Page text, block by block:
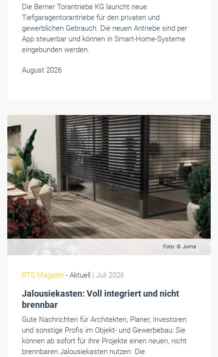
Die Berner Torantriebe KG launcht neue
Tiefgaragentorantriebe für den privaten und
gewerblichen Gebrauch. Die neuen Antriebe sind per
App steuerbar und können in Smart-Home-Systeme
eingebunden werden.
August 2026
Foto: © Joma
RTS Magazin - Aktuell | Juli 2026
Jalousiekasten: Voll integriert und nicht
brennbar
Gute Nachrichten für Architekten, Planer, Investoren
und sonstige Profis im Objekt- und Gewerbebau: Sie
können ab sofort für ihre Projekte einen neuen, nicht
brennbaren Jalousiekasten nutzen. Die